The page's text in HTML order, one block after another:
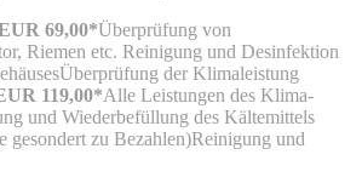
69,00*Überprüfung von
Riemen etc. Reinigung und Desinfektion
der Klimaleistung
119,00*Alle Leistungen des Klima-
und Wiederbefüllung des Kältemittels
gesondert zu Bezahlen)Reinigung und